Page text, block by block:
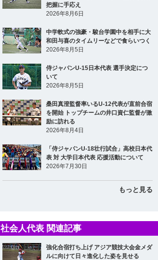
把握に手応え
2026年8月6日
中学軟式の強豪・駿台学園中を相手に大
和田与喜のタイムリーなどで食らいつく
2026年8月5日
侍ジャパンU-15日本代表 選手決定につ
いて
2026年8月5日
桑田真澄監督率いるU-12代表が直前合宿
を開始 トップチームの井口資仁監督が激
励に訪れる
2026年8月4日
「侍ジャパンU-18壮行試合」高校日本代
表 対 大学日本代表 応援活動について
2026年7月30日
もっと見る
社会人代表 関連記事
強化合宿打ち上げ アジア競技大会金メダ
ルに向けて日々進化した姿を見せる